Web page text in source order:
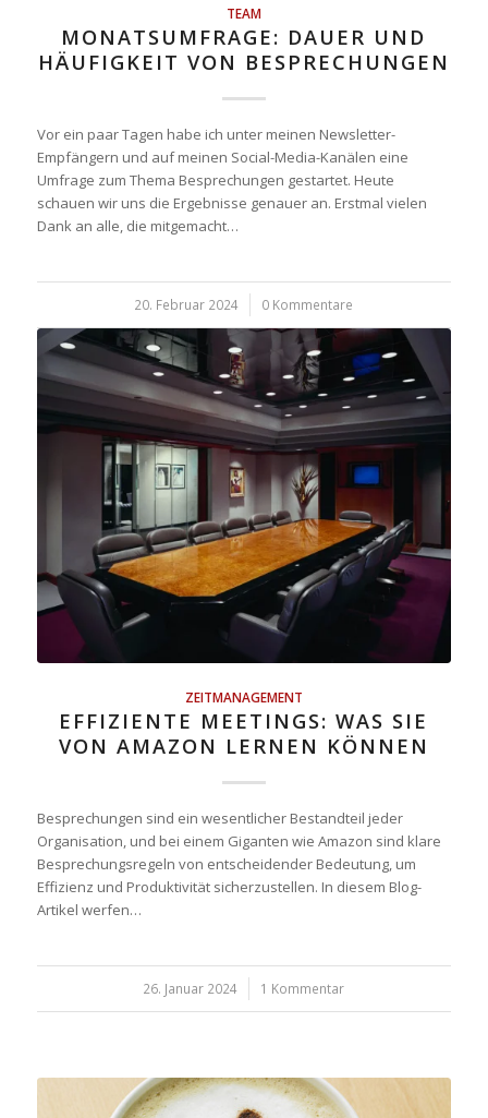
TEAM
MONATSUMFRAGE: DAUER UND
HÄUFIGKEIT VON BESPRECHUNGEN
Vor ein paar Tagen habe ich unter meinen Newsletter-
Empfängern und auf meinen Social-Media-Kanälen eine
Umfrage zum Thema Besprechungen gestartet. Heute
schauen wir uns die Ergebnisse genauer an. Erstmal vielen
Dank an alle, die mitgemacht…
20. Februar 2024
/ 0 Kommentare
ZEITMANAGEMENT
EFFIZIENTE MEETINGS: WAS SIE
VON AMAZON LERNEN KÖNNEN
Besprechungen sind ein wesentlicher Bestandteil jeder
Organisation, und bei einem Giganten wie Amazon sind klare
Besprechungsregeln von entscheidender Bedeutung, um
Effizienz und Produktivität sicherzustellen. In diesem Blog-
Artikel werfen…
26. Januar 2024
/ 1 Kommentar